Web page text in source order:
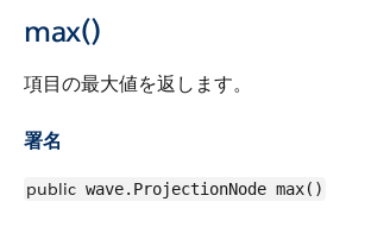
max()
項目の最大値を返します。
署名
public wave.ProjectionNode max()